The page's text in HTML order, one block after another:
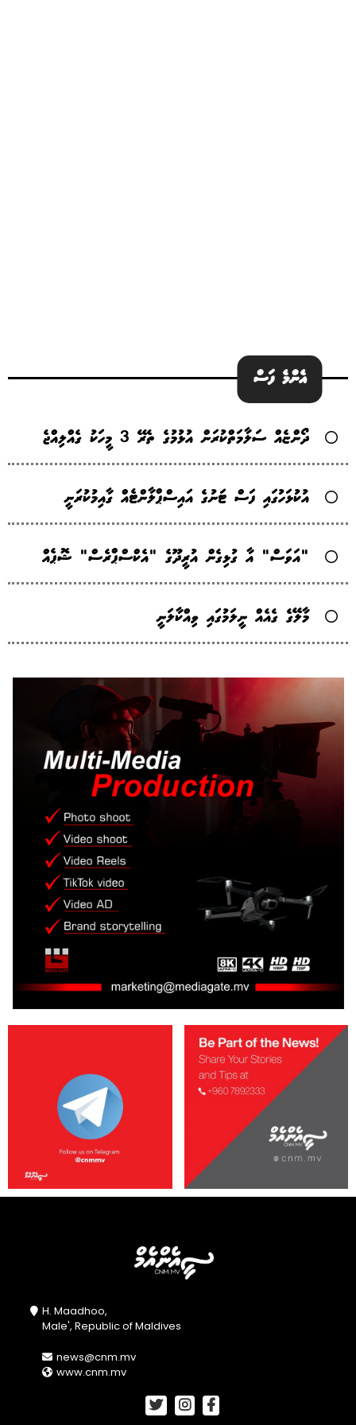
އެންމެ ފަސް
ދޯންޏެއް ސަލާމަތްކުރަން އުޅުމުގެ ތެރޭ 3 މީހަކު ގެއްލިއްޖެ
އުކުޅަހުގައި ފަސް ޓަނުގެ އައިސްޕްލާންޓެއް ގާއިމުކުރަނީ
"އަވަސް" އާ ގުޅިގެން އުރީދޫގެ "އެކްސްޕްރެސް" ޝޮޕެއް
މާލޭގެ ގެއެއް ނީލަމުގައި ވިއްކާލަނީ
H. Maadhoo,
Male', Republic of Maldives
news@cnm.mv
www.cnm.mv